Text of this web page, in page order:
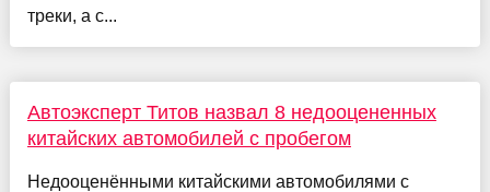
треки, а с...
Автоэксперт Титов назвал 8 недооцененных
китайских автомобилей с пробегом
Недооценёнными китайскими автомобилями с